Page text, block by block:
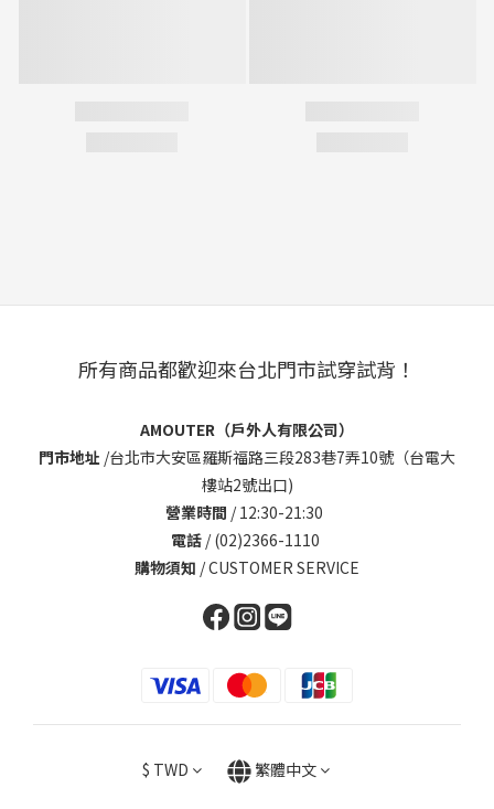
所有商品都歡迎來台北門市試穿試背！
AMOUTER（戶外人有限公司）
門市地址 /台北市大安區羅斯福路三段283巷7弄10號（台電大
樓站2號出口)
營業時間 / 12:30-21:30
電話 / (02)2366-1110
購物須知 /CUSTOMER SERVICE
$ TWD 繁體中文